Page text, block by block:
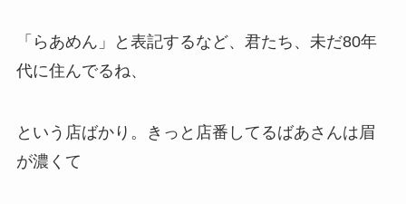
「らあめん」と表記するなど、君たち、未だ80年
代に住んでるね、
という店ばかり。きっと店番してるばあさんは眉
が濃くて